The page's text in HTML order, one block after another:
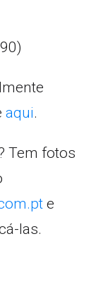
aqui.
Tem fotos
e
las.